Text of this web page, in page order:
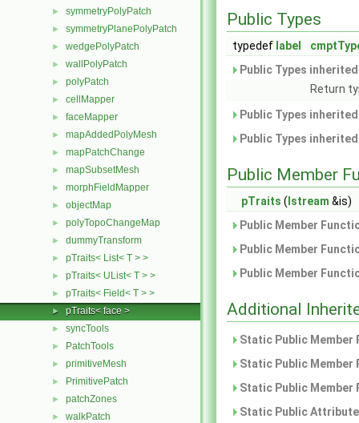
► symmetryPolyPatch
► symmetryPlanePolyPatch
► wedgePolyPatch
► wallPolyPatch
► polyPatch
► cellMapper
► faceMapper
► mapAddedPolyMesh
► mapPatchChange
► mapSubsetMesh
► morphFieldMapper
► objectMap
► polyTopoChangeMap
► dummyTransform
► pTraits< List< T > >
► pTraits< UList< T > >
► pTraits< Field< T > >
► pTraits< face >
► syncTools
► PatchTools
► primitiveMesh
► PrimitivePatch
► patchZones
► walkPatch
Public Types
typedef label
Public Types
Return
Public Types
Public Types
Public Member
pTraits ( Istream &is)
Public Member
Public Member
Public Member
Additional
Static Public
Static Public
Static Public
Static Public